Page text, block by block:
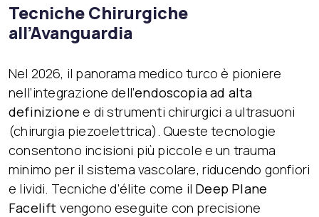
Tecniche Chirurgiche
all’Avanguardia
Nel 2026, il panorama medico turco è pioniere
nell’integrazione dell’endoscopia ad alta
definizione e di strumenti chirurgici a ultrasuoni
(chirurgia piezoelettrica). Queste tecnologie
consentono incisioni più piccole e un trauma
minimo per il sistema vascolare, riducendo gonfiori
e lividi. Tecniche d’élite come il Deep Plane
Facelift vengono eseguite con precisione